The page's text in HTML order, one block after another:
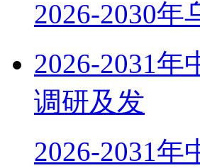
2026-2030年
2026-2031
调研及发
2026-2031年